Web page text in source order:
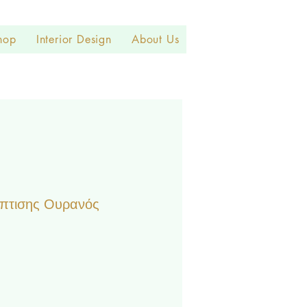
Interior Design About Us
Ουρανός